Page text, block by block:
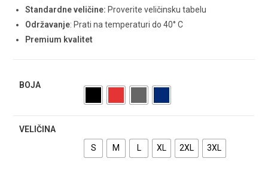
Standardne veličine: Proverite veličinsku tabelu
Održavanje: Prati na temperaturi do 40° C
Premium kvalitet
BOJA
VELIČINA
S
M L XL 2XL 3XL